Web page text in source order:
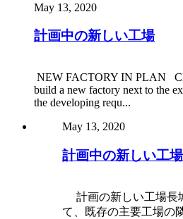
May 13, 2020
計画中の新しい工場
NEW FACTORY IN PLAN
build a new factory next to the
the developing requ...
May 13, 2020
計画中の新しい工場
計画の新しい工場長
て、既存の主要工場の